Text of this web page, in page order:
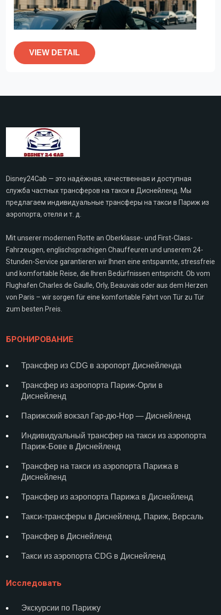
VIEW DETAIL
Disney24Cab — это надёжная, качественная и доступная
служба частных трансферов на такси в Диснейленд. Мы
предлагаем индивидуальные трансферы на такси в Париж из
аэропорта, отеля и т. д.
Mit unserer modernen Flotte an Oberklasse- und First-Class-
Fahrzeugen, englischsprachigen Chauffeuren und unserem 24-
Stunden-Service garantieren wir Ihnen eine entspannte, stressfreie
und komfortable Reise, die Ihren Bedürfnissen entspricht. Ob vom
Flughafen Charles de Gaulle, Orly, Beauvais oder aus dem Herzen
von Paris – wir sorgen für eine komfortable Fahrt von Tür zu Tür
zum besten Preis.
БРОНИРОВАНИЕ
Трансфер из CDG в аэропорт Диснейленда
Трансфер из аэропорта Париж-Орли в
Диснейленд
Парижский вокзал Гар-дю-Нор — Диснейленд
Индивидуальный трансфер на такси из аэропорта
Париж-Бове в Диснейленд
Трансфер на такси из аэропорта Парижа в
Диснейленд
Трансфер из аэропорта Парижа в Диснейленд
Такси-трансферы в Диснейленд, Париж, Версаль
Трансфер в Диснейленд
Такси из аэропорта CDG в Диснейленд
Исследовать
Экскурсии по Парижу